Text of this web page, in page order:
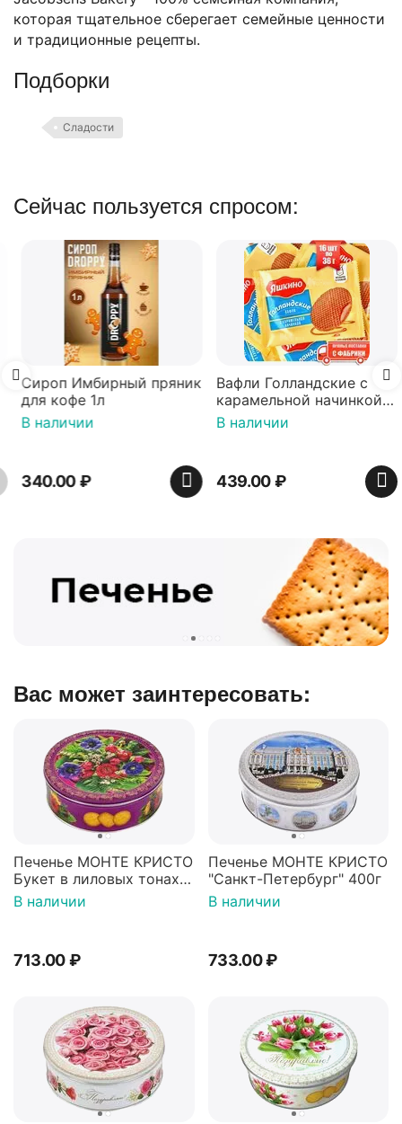
которая тщательное сберегает семейные ценности
и традиционные рецепты.
Подборки
Сладости
Сейчас пользуется спросом:
Сироп Имбирный пряник
для кофе 1л
В наличии
340.00₽
Вафли Голландские с
карамельной начинкой
16 шт по 36 г ТМ Яшкино
В наличии
439.00₽
Вас может заинтересовать:
Печенье МОНТЕ КРИСТО
Букет в лиловых тонах
400г
В наличии
713.00₽
Печенье МОНТЕ КРИСТО
"Санкт-Петербург" 400г
В наличии
733.00₽